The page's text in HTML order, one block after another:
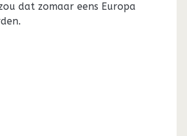
dat zomaar eens Europa